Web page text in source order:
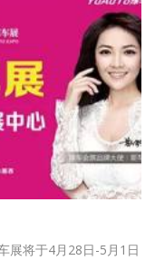
展将于4月28日-5月1日